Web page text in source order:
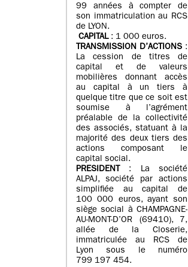
99 années à compter de
son immatriculation au RCS
de LYON.
CAPITAL: 1 000 euros.
TRANSMISSION D’ACTIONS :
La cession de titres de
capital et de valeurs
mobilières donnant accès
au capital à un tiers à
quelque titre que ce soit est
soumise à l’agrément
préalable de la collectivité
des associés, statuant à la
majorité des deux tiers des
actions composant le
capital social.
PRESIDENT
: La société
ALPAJ, société par actions
simplifiée au capital de
100 000 euros, ayant son
siège social à CHAMPAGNE-
AU-MONT-D’OR (69410), 7,
allée de la Closerie,
immatriculée au RCS de
Lyon sous le numéro
799 197 454.